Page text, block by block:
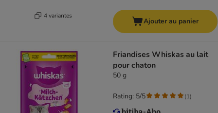
4 variantes
Ajouter au panier
Friandises Whiskas au lait
pour chaton
50 g
Rating: 5/5 (1)